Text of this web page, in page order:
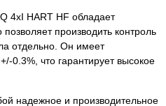
4xI HART HF обладает
производить контроль
отдельно. Он имеет
0.3%, что гарантирует высокое
надежное и производительное